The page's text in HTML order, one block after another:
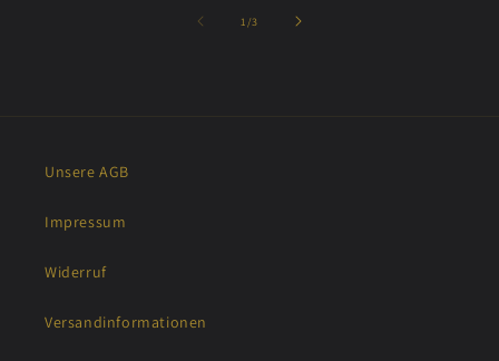
1/von
3
Unsere AGB
Impressum
Widerruf
Versandinformationen